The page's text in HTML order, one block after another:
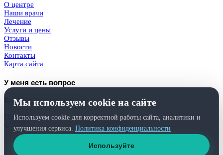
О центре
Наши врачи
Лечение
Услуги и цены
Отзывы
Новости
Контакты
Карта сайта
У меня есть вопрос
Бесплатная консультация
Получить
© 2026Femurhead.ru . Права защищены.
Политика конфиденциальностии
обработки персональных данных
Мы используем cookie на сайте
Используем cookie для корректной работы сайта, аналитики и
улучшения сервиса. Политика конфиденциальности
Используйте